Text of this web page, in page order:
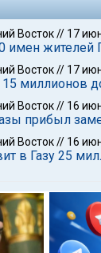
Восток// 17
жителей
Восток// 17
миллионов
Восток// 16
прибыл
Восток// 16
в Газу 25